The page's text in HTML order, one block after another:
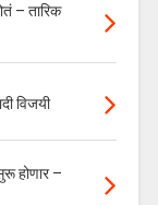
– तारिक
विजयी
होणार –